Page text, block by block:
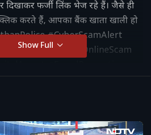
फर्जी लिंक भेज रहे हैं। जैसे ही
करते हैं, आपका बैंक खाता खाली हो
#CyberScamAlert
#CyberSecurity #OnlineScam
#RajasthanNews
#TrafficChallanScam
Show Full